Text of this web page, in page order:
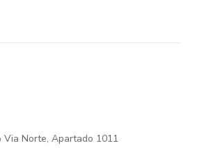
Via Norte, Apartado 1011